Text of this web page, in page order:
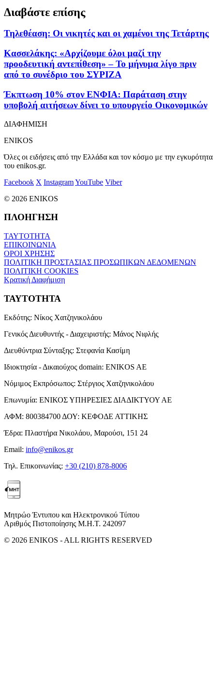
Διαβάστε επίσης
Τηλεθέαση: Οι νικητές και οι χαμένοι της Τετάρτης
Κασσελάκης: «Αρχίζουμε όλοι μαζί την
προοδευτική αντεπίθεση» – Το μήνυμα λίγο πριν
από το συνέδριο του ΣΥΡΙΖΑ
Έκπτωση 10% στον ΕΝΦΙΑ: Παράταση στην
υποβολή αιτήσεων δίνει το υπουργείο Οικονομικών
ΔΙΑΦΗΜΙΣΗ
ENIKOS
Όλες οι ειδήσεις από την Ελλάδα και τον κόσμο με την εγκυρότητα
του enikos.gr.
Facebook X InstagramYouTube Viber
© 2026 ENIKOS
ΠΛΟΗΓΗΣΗ
ΤΑΥΤΟΤΗΤΑ
ΕΠΙΚΟΙΝΩΝΙΑ
ΟΡΟΙ ΧΡΗΣΗΣ
ΠΟΛΙΤΙΚΗ ΠΡΟΣΤΑΣΙΑΣ ΠΡΟΣΩΠΙΚΩΝ ΔΕΔΟΜΕΝΩΝ
ΠΟΛΙΤΙΚΗ COOKIES
Κρατική Διαφήμιση
ΤΑΥΤΟΤΗΤΑ
Εκδότης: Νίκος Χατζηνικολάου
Γενικός Διευθυντής - Διαχειριστής: Μάνος Νιφλής
Διευθύντρια Σύνταξης: Στεφανία Κασίμη
Ιδιοκτησία - Δικαιούχος domain: ENIKOS AE
Νόμιμος Εκπρόσωπος: Στέργιος Χατζηνικολάου
Επωνυμία: ΕΝΙΚΟΣ ΥΠΗΡΕΣΙΕΣ ΔΙΑΔΙΚΤΥΟΥ ΑΕ
ΑΦΜ: 800384700 ΔΟΥ: ΚΕΦΟΔΕ ΑΤΤΙΚΗΣ
Έδρα: Πλαστήρα Νικολάου, Μαρούσι, 151 24
Email: info@enikos.gr
Τηλ. Επικοινωνίας: +30 (210) 878-8006
Μητρώο Έντυπου και Ηλεκτρονικού Τύπου
Αριθμός Πιστοποίησης Μ.Η.Τ. 242097
© 2026 ENIKOS - ALL RIGHTS RESERVED